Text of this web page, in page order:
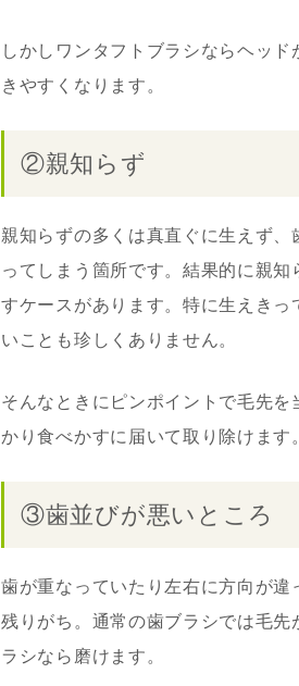
しかしワンタフトブラシならヘッ
きやすくなります。
②親知らず
親知らずの多くは真直ぐに生えず
ってしまう箇所です。結果的に親
すケースがあります。特に生えき
いことも珍しくありません。
そんなときにピンポイントで毛先
かり食べかすに届いて取り除けます
③歯並びが悪いところ
歯が重なっていたり左右に方向が
残りがち。通常の歯ブラシでは毛
ラシなら磨けます。